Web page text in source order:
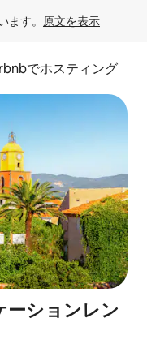
す。 原文を表示
でホスティング
ーションレン